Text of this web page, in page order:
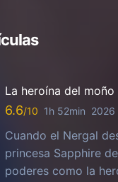
La heroína del moño
6.6 1h 52min 2026
Cuando el Nergal
princesa Sapphire
poderes como la